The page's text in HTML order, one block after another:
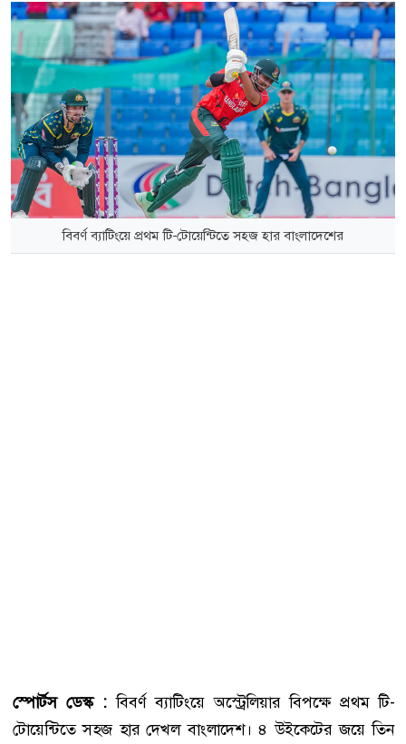
বিবর্ণ ব্যাটিংয়ে প্রথম টি-টোয়েন্টিতে সহজ হার বাংলাদেশের
স্পোর্টস ডেস্ক : বিবর্ণ ব্যাটিংয়ে অস্ট্রেলিয়ার বিপক্ষে প্রথম টি-
টোয়েন্টিতে সহজ হার দেখল বাংলাদেশ। ৪ উইকেটের জয়ে তিন